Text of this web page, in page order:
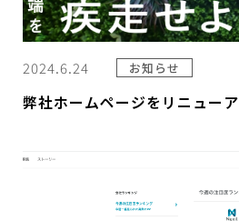
2024.6.24 お知らせ
弊社ホームページをリニュー